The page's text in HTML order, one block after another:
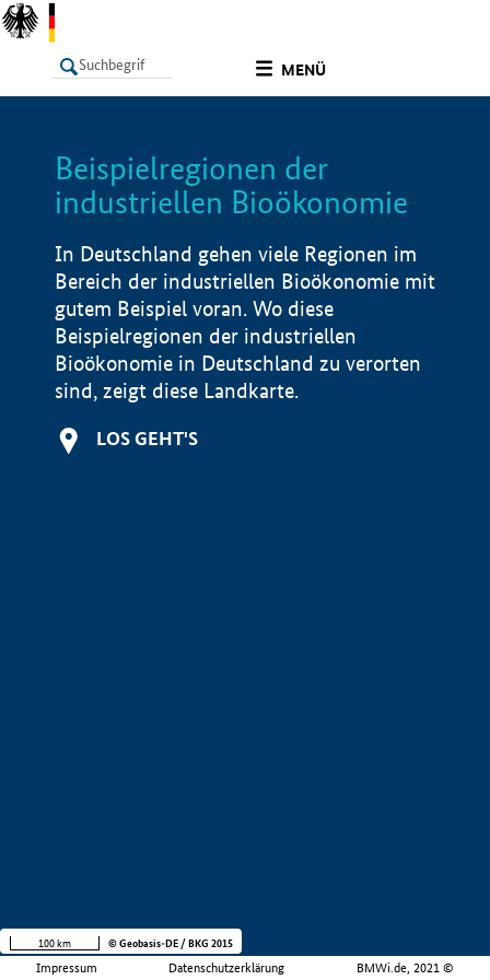
MENÜ
LISTE
Beispielregionen der
industriellen Bioökonomie
In Deutschland gehen viele Regionen im
Bereich der industriellen Bioökonomie mit
gutem Beispiel voran. Wo diese
Beispielregionen der industriellen
Bioökonomie in Deutschland zu verorten
sind, zeigt diese Landkarte.
LOS GEHT'S
Impressum Datenschutzerklärung BMWi.de, 2021 ©
100 km © Geobasis-DE / BKG 2015